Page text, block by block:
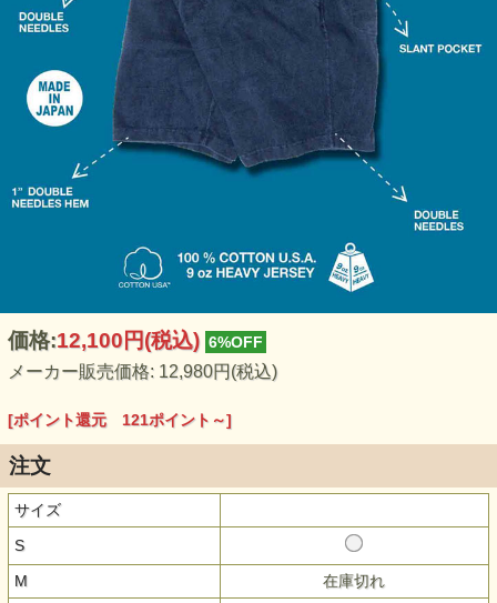
価格:12,100円(税込) 6%OFF
メーカー販売価格: 12,980円(税込)
[ポイント還元 121ポイント～]
注文
サイズ
S
M 在庫切れ